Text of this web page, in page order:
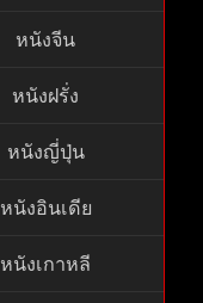
หนังจีน
หนังฝรั่ง
หนังญี่ปุ่น
หนังอินเดีย
หนังเกาหลี